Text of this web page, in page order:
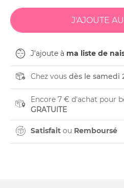
J'ajoute à ma liste de
Chez vous dès le samedi
Encore 7 € d'achat pour
GRATUITE
Satisfait ou Remboursé